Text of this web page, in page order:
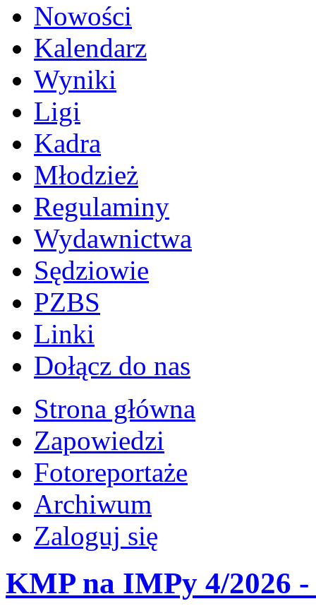
Nowości
Kalendarz
Wyniki
Ligi
Kadra
Młodzież
Regulaminy
Wydawnictwa
Sędziowie
PZBS
Linki
Dołącz do nas
Strona główna
Zapowiedzi
Fotoreportaże
Archiwum
Zaloguj się
KMP na IMPy 4/2026